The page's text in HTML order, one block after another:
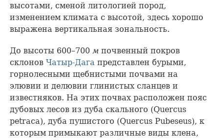
высотами, сменой литологией пород,
изменением климата с высотой, здесь хорошо
выражена вертикальная зональность.
До высоты 600–700 м почвенный покров
склонов Чатыр-Дага представлен бурыми,
горнолесными щебнистыми почвами на
элювии и делювии глинистых сланцев и
известняков. На этих почвах расположен пояс
дубовых лесов из дуба скального (Quercus
petraca), дуба пушистого (Quercus Pubeseus), к
которым примыкают различные виды клена,